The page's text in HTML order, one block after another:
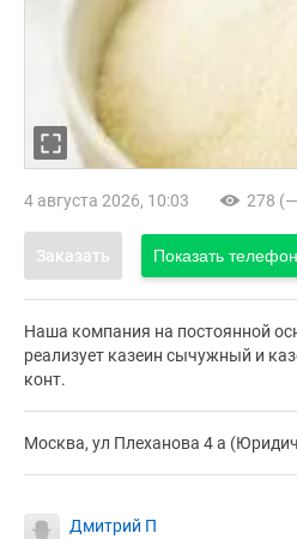
4 августа 2026, 10:03 278
Заказать Показать телефон
Наша компания на постоянной
реализует казеин сычужный и
конт.
Москва, ул Плеханова 4 а
Дмитрий П